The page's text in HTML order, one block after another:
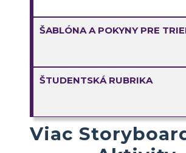
ŠABLÓNA A POKYNY PRE
ŠTUDENTSKÁ RUBRIKA
Viac